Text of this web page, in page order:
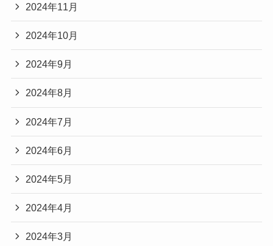
2024年11月
2024年10月
2024年9月
2024年8月
2024年7月
2024年6月
2024年5月
2024年4月
2024年3月